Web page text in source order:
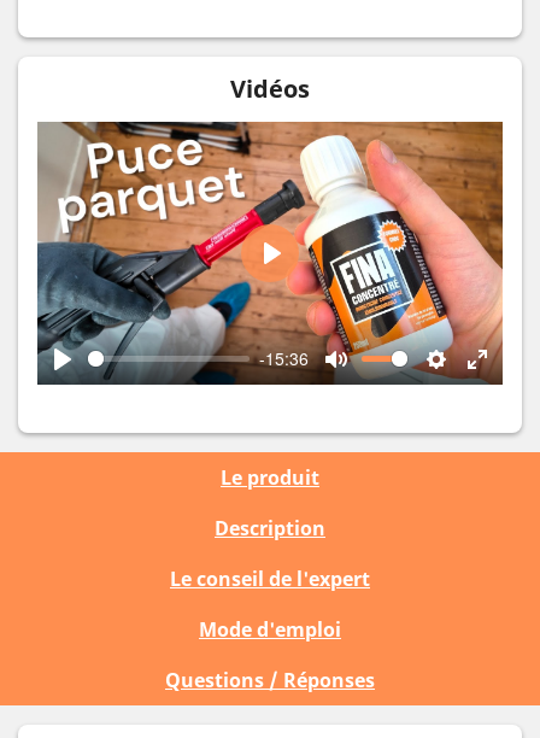
Vidéos
Play
-15:36
Mute Settings
Enter
Play
Le produit
Description
Le conseil de l'expert
Mode d'emploi
Questions / Réponses